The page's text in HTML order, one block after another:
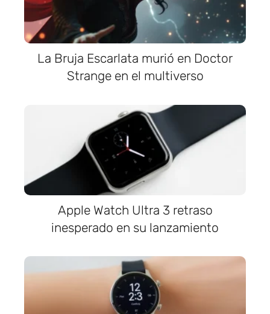
La Bruja Escarlata murió en Doctor
Strange en el multiverso
Apple Watch Ultra 3 retraso
inesperado en su lanzamiento